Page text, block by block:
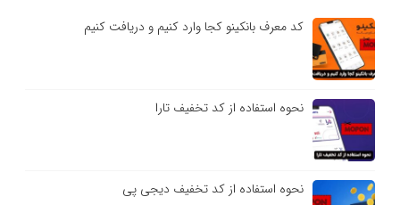
کد معرف بانکینو کجا وارد کنیم و دریافت کنیم
نحوه استفاده از کد تخفیف تارا
نحوه استفاده از کد تخفیف دیجی پی